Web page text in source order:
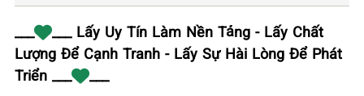
___ Lấy Uy Tín Làm Nền Tảng - Lấy Chất
Lượng Để Cạnh Tranh - Lấy Sự Hài Lòng Để Phát
Triển ___
___